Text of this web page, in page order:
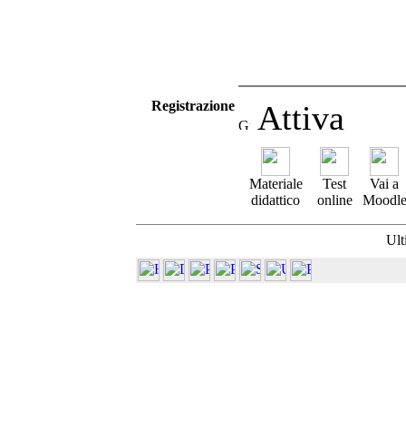
Registrazione Attiva
Materiale
didattico
Test
online
Vai a
Moodle